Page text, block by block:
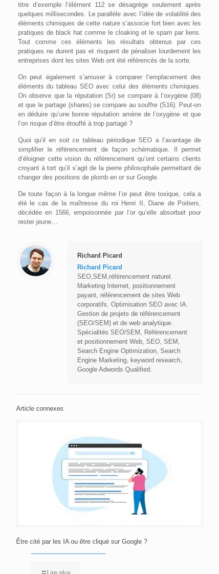
titre d’exemple l’élément 112 se désagrège seulement après
quelques millisecondes. Le parallèle avec l’idée de volatilité des
éléments chimiques de cette nature s’associe fort bien avec les
pratiques de black hat comme le cloaking et le spam par liens.
Tout comme ces éléments les résultats obtenus par ces
pratiques ne durent pas et risquent de pénaliser lourdement les
entreprises dont les sites Web ont été référencés de la sorte.
On peut également s’amuser à comparer l’emplacement des
éléments du tableau SEO avec celui des éléments chimiques.
On observe que la réputation (Sr) se compare à l’oxygène (08)
et que le partage (shares) se compare au souffre (S16). Peut-on
en déduire qu’une bonne réputation amène de l’oxygène et que
l’on risque d’être étouffé à trop partagé ?
Quoi qu’il en soit ce tableau périodique SEO a l’avantage de
simplifier le référencement de façon schématique. Il permet
d’éloigner cette vision du référencement qu’ont certains clients
croyant à tort qu’il s’agit de la pierre philosophale permettant de
changer des positions de plomb en or sur Google.
De toute façon à la longue même l’or peut être toxique, cela a
été le cas de la maîtresse du roi Henri II, Diane de Poitiers,
décédée en 1566, empoisonnée par l’or qu’elle absorbait pour
rester jeune…
Richard Picard
Richard Picard
SEO,SEM,référencement naturel.
Marketing Internet, positionnement
payant, référencement de sites Web
corporatifs. Optimisation SEO avec IA.
Gestion de projets de référencement
(SEO/SEM) et de web analytique.
Spécialités SEO/SEM, Référencement
et positionnement Web, SEO, SEM,
Search Engine Optimization, Search
Engine Marketing, keyword research,
Google Adwords Qualified.
Article connexes
Être cité par les IA ou être cliqué sur Google ?